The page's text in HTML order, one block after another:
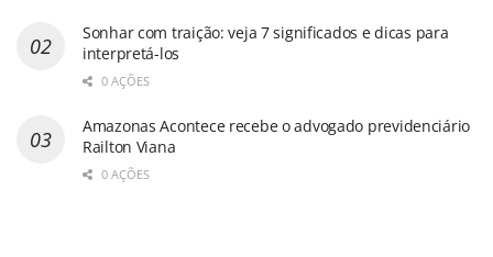
Sonhar com traição: veja 7 significados e dicas para
interpretá-los
0 AÇÕES
Amazonas Acontece recebe o advogado previdenciário
Railton Viana
0 AÇÕES